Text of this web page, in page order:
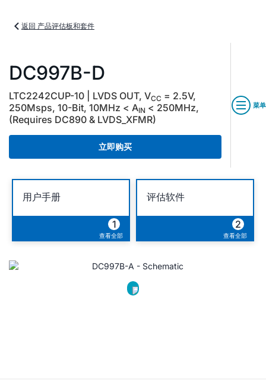
返回 产品评估板和套件
DC997B-D
LTC2242CUP-10 | LVDS OUT, VCC = 2.5V,
250Msps, 10-Bit, 10MHz < AIN < 250MHz,
(Requires DC890 & LVDS_XFMR)
立即购买
菜单
用户手册
1
查看全部
评估软件
2
查看全部